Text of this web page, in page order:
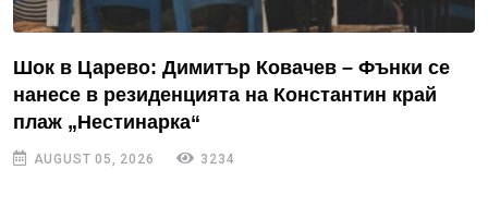
Шок в Царево: Димитър Ковачев – Фънки се
нанесе в резиденцията на Константин край
плаж „Нестинарка“
AUGUST 05, 2026 3234